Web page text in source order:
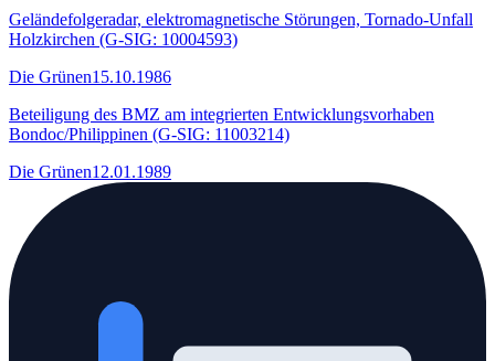
Geländefolgeradar, elektromagnetische Störungen, Tornado-Unfall
Holzkirchen (G-SIG: 10004593)
Die Grünen15.10.1986
Beteiligung des BMZ am integrierten Entwicklungsvorhaben
Bondoc/Philippinen (G-SIG: 11003214)
Die Grünen12.01.1989